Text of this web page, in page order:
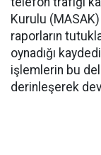
Kurulu (MASAK)
raporların
oynadığı
işlemlerin bu
derinleşerek